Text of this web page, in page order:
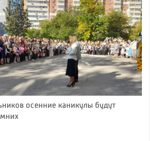
осенние каникулы будут